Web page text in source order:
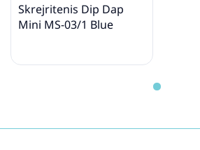
Skrejritenis Dip Dap
Mini MS-03/1 Blue